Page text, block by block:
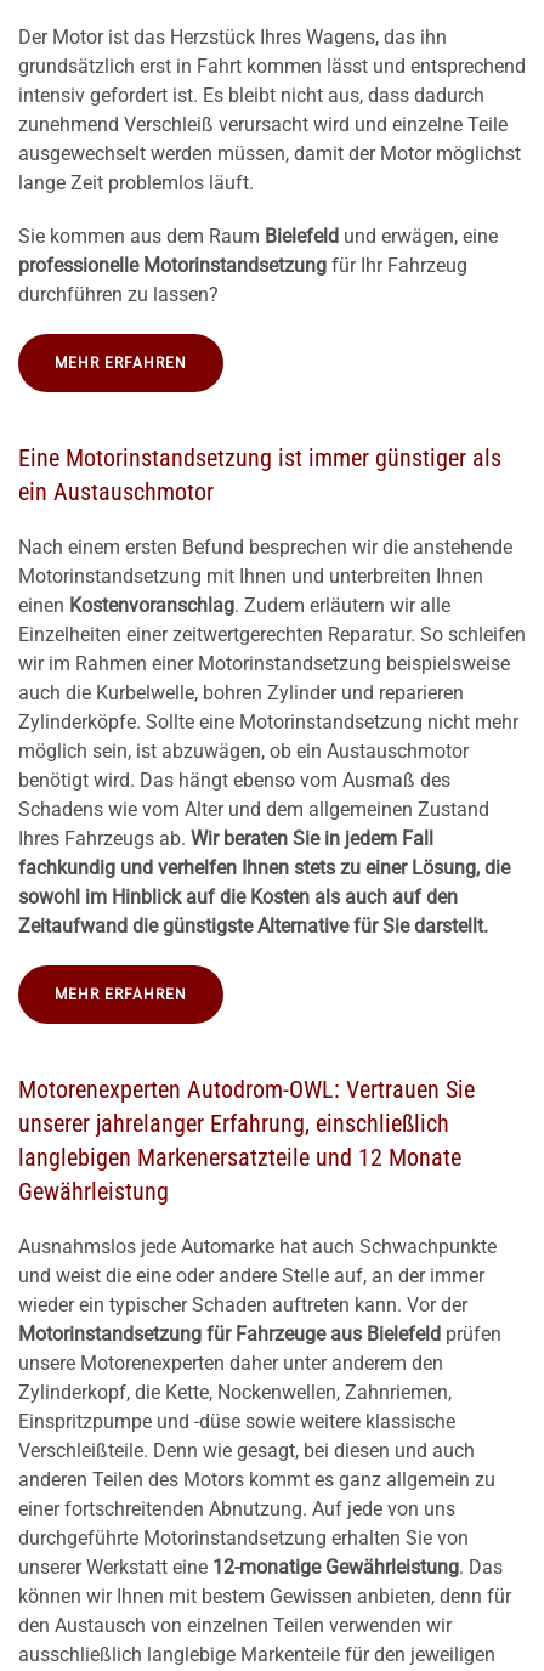
Der Motor ist das Herzstück Ihres Wagens, das ihn
grundsätzlich erst in Fahrt kommen lässt und entsprechend
intensiv gefordert ist. Es bleibt nicht aus, dass dadurch
zunehmend Verschleiß verursacht wird und einzelne Teile
ausgewechselt werden müssen, damit der Motor möglichst
lange Zeit problemlos läuft.
Sie kommen aus dem Raum Bielefeld und erwägen, eine
professionelle Motorinstandsetzung für Ihr Fahrzeug
durchführen zu lassen?
MEHR ERFAHREN
Eine Motorinstandsetzung ist immer günstiger als
ein Austauschmotor
Nach einem ersten Befund besprechen wir die anstehende
Motorinstandsetzung mit Ihnen und unterbreiten Ihnen
einen Kostenvoranschlag. Zudem erläutern wir alle
Einzelheiten einer zeitwertgerechten Reparatur. So schleifen
wir im Rahmen einer Motorinstandsetzung beispielsweise
auch die Kurbelwelle, bohren Zylinder und reparieren
Zylinderköpfe. Sollte eine Motorinstandsetzung nicht mehr
möglich sein, ist abzuwägen, ob ein Austauschmotor
benötigt wird. Das hängt ebenso vom Ausmaß des
Schadens wie vom Alter und dem allgemeinen Zustand
Ihres Fahrzeugs ab. Wir beraten Sie in jedem Fall
fachkundig und verhelfen Ihnen stets zu einer Lösung, die
sowohl im Hinblick auf die Kosten als auch auf den
Zeitaufwand die günstigste Alternative für Sie darstellt.
MEHR ERFAHREN
Motorenexperten Autodrom-OWL: Vertrauen Sie
unserer jahrelanger Erfahrung, einschließlich
langlebigen Markenersatzteile und 12 Monate
Gewährleistung
Ausnahmslos jede Automarke hat auch Schwachpunkte
und weist die eine oder andere Stelle auf, an der immer
wieder ein typischer Schaden auftreten kann. Vor der
Motorinstandsetzung für Fahrzeuge aus Bielefeld prüfen
unsere Motorenexperten daher unter anderem den
Zylinderkopf, die Kette, Nockenwellen, Zahnriemen,
Einspritzpumpe und -düse sowie weitere klassische
Verschleißteile. Denn wie gesagt, bei diesen und auch
anderen Teilen des Motors kommt es ganz allgemein zu
einer fortschreitenden Abnutzung. Auf jede von uns
durchgeführte Motorinstandsetzung erhalten Sie von
unserer Werkstatt eine 12-monatige Gewährleistung. Das
können wir Ihnen mit bestem Gewissen anbieten, denn für
den Austausch von einzelnen Teilen verwenden wir
ausschließlich langlebige Markenteile für den jeweiligen